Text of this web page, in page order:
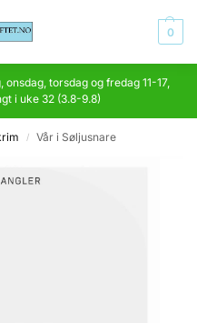
0
torsdag og fredag 11-17,
i uke 32 (3.8-9.8)
/ Vår i Søljusnare